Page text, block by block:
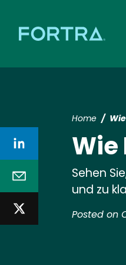
Home
Wie
Sehen
und zu
Posted on